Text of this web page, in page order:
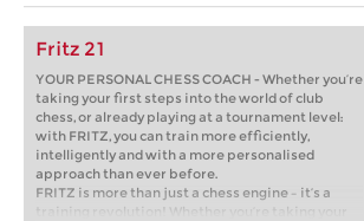
Fritz 21
YOUR PERSONAL CHESS COACH - Whether you’re
taking your first steps into the world of club
chess, or already playing at a tournament level:
with FRITZ, you can train more efficiently,
intelligently and with a more personalised
approach than ever before.
FRITZ is more than just a chess engine – it’s a
training revolution! Whether you’re taking your